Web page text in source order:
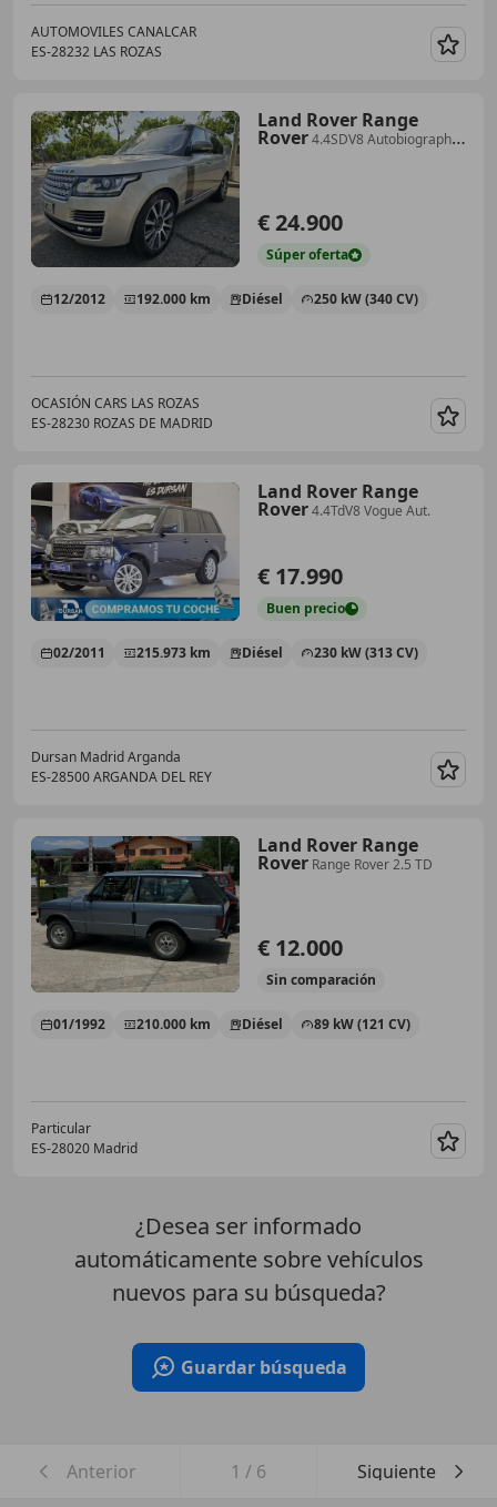
AUTOMOVILES CANALCAR
ES-28232 LAS ROZAS
Land Rover Range
Rover4.4SDV8 Autobiography
€ 24.900
Súperoferta
12/2012 192.000 km Diésel 250 kW (340 CV)
OCASIÓN CARS LAS ROZAS
ES-28230 ROZAS DE MADRID
Land Rover Range
Rover4.4TdV8 Vogue Aut.
€ 17.990
Buen precio
02/2011 215.973 km Diésel 230 kW (313 CV)
Dursan Madrid Arganda
ES-28500 ARGANDA DEL REY
Land Rover Range
Rover Range Rover 2.5 TD
€ 12.000
Sin comparación
01/1992 210.000 km Diésel 89 kW (121 CV)
Particular
ES-28020 Madrid
¿Desea ser informado
automáticamente sobre vehículos
nuevos para su búsqueda?
Guardar búsqueda
Anterior 1 / 6 Siguiente